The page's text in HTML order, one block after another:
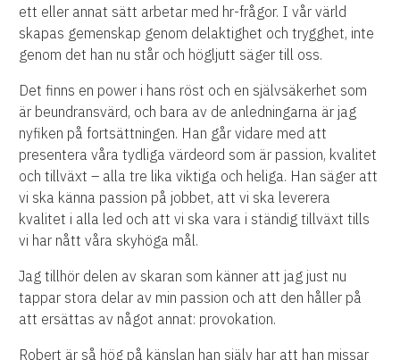
ett eller annat sätt arbetar med hr-frågor. I vår värld
skapas gemenskap genom delaktighet och trygghet, inte
genom det han nu står och högljutt säger till oss.
Det finns en power i hans röst och en självsäkerhet som
är beundransvärd, och bara av de anledningarna är jag
nyfiken på fortsättningen. Han går vidare med att
presentera våra tydliga värdeord som är passion, kvalitet
och tillväxt – alla tre lika viktiga och heliga. Han säger att
vi ska känna passion på jobbet, att vi ska leverera
kvalitet i alla led och att vi ska vara i ständig tillväxt tills
vi har nått våra skyhöga mål.
Jag tillhör delen av skaran som känner att jag just nu
tappar stora delar av min passion och att den håller på
att ersättas av något annat: provokation.
Robert är så hög på känslan han själv har att han missar